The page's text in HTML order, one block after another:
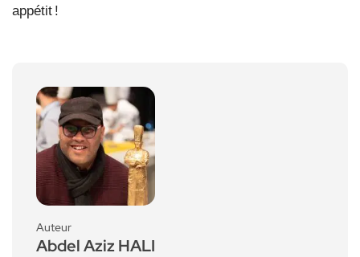
appétit !
Auteur
Abdel Aziz HALI